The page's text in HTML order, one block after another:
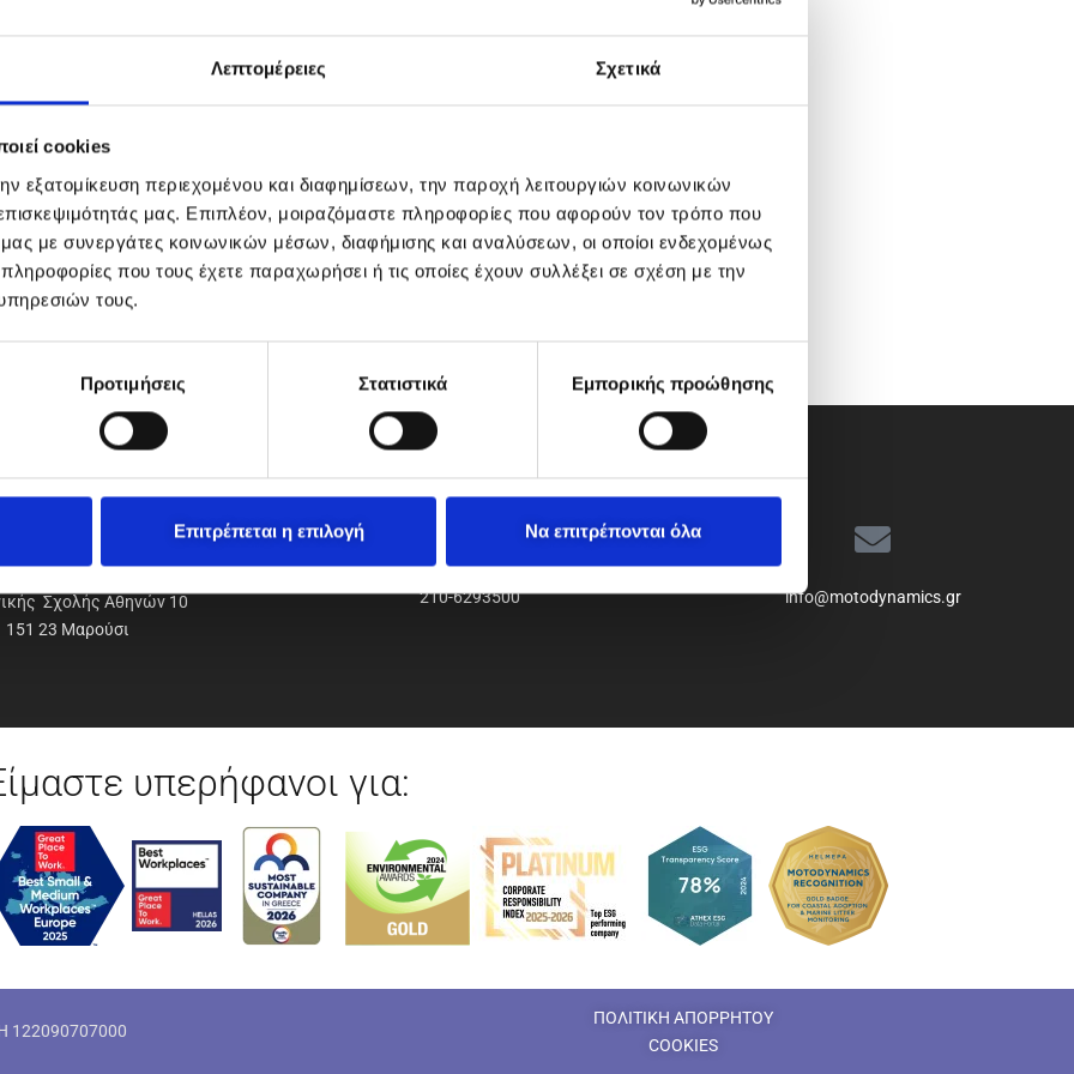
Λεπτομέρειες Σχετικά
cookies
εξατομίκευση περιεχομένου και διαφημίσεων, την παροχή λειτουργιών κοινωνικών
μας. Επιπλέον, μοιραζόμαστε πληροφορίες που αφορούν τον τρόπο που
μας με συνεργάτες κοινωνικών μέσων, διαφήμισης και αναλύσεων, οι οποίοι ενδεχομένως
που τους έχετε παραχωρήσει ή τις οποίες έχουν συλλέξει σε σχέση με την
τους.
Προτιμήσεις Στατιστικά Εμπορικής προώθησης
Επιτρέπεται η επιλογή Να επιτρέπονται όλα
Α.Ε.Ε.
Σχολής Αθηνών 10
151 23 Μαρούσι
210-6293500 info@motodynamics.gr
υπερήφανοι για:
122090707000
ΠΟΛΙΤΙΚΗ ΑΠΟΡΡΗΤΟΥ
COOKIES